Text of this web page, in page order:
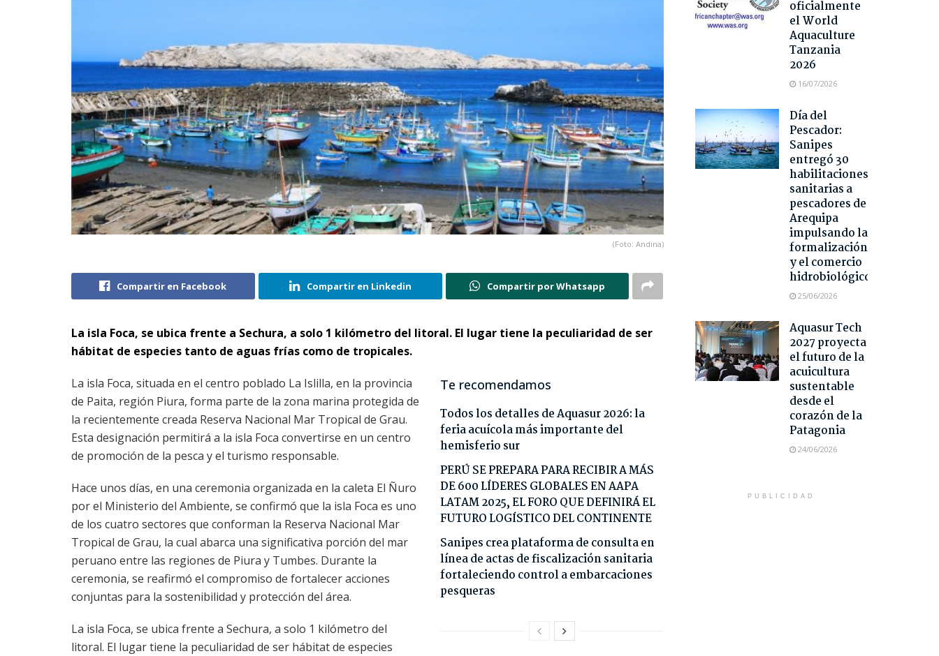
(Foto: Andina)
Compartir en Facebook Compartir en Linkedin Compartir por Whatsapp
La isla Foca, se ubica frente a Sechura, a solo 1 kilómetro del litoral. El lugar tiene la peculiaridad de ser
hábitat de especies tanto de aguas frías como de tropicales.
Te recomendamos
Todos los detalles de Aquasur 2026: la
feria acuícola más importante del
hemisferio sur
PERÚ SE PREPARA PARA RECIBIR A MÁS
DE 600 LÍDERES GLOBALES EN AAPA
LATAM 2025, EL FORO QUE DEFINIRÁ EL
FUTURO LOGÍSTICO DEL CONTINENTE
Sanipes crea plataforma de consulta en
línea de actas de fiscalización sanitaria
fortaleciendo control a embarcaciones
pesqueras
La isla Foca, situada en el centro poblado La Islilla, en la provincia
de Paita, región Piura, forma parte de la zona marina protegida de
la recientemente creada Reserva Nacional Mar Tropical de Grau.
Esta designación permitirá a la isla Foca convertirse en un centro
de promoción de la pesca y el turismo responsable.
Hace unos días, en una ceremonia organizada en la caleta El Ñuro
por el Ministerio del Ambiente, se confirmó que la isla Foca es uno
de los cuatro sectores que conforman la Reserva Nacional Mar
Tropical de Grau, la cual abarca una significativa porción del mar
peruano entre las regiones de Piura y Tumbes. Durante la
ceremonia, se reafirmó el compromiso de fortalecer acciones
conjuntas para la sostenibilidad y protección del área.
La isla Foca, se ubica frente a Sechura, a solo 1 kilómetro del
litoral. El lugar tiene la peculiaridad de ser hábitat de especies
oficialmente
el World
Aquaculture
Tanzania
2026
16/07/2026
Día del
Pescador:
Sanipes
entregó 30
habilitaciones
sanitarias a
pescadores de
Arequipa
impulsando la
formalización
y el comercio
hidrobiológico
25/06/2026
Aquasur Tech
2027 proyecta
el futuro de la
acuicultura
sustentable
desde el
corazón de la
Patagonia
24/06/2026
PUBLICIDAD